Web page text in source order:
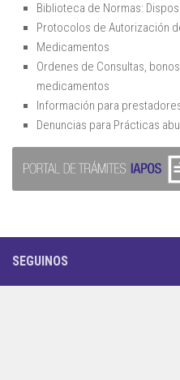
Biblioteca de Normas:
Protocolos de Autorización
Medicamentos
Ordenes de Consultas,
medicamentos
Información para
Denuncias para Prácticas
SEGUINOS